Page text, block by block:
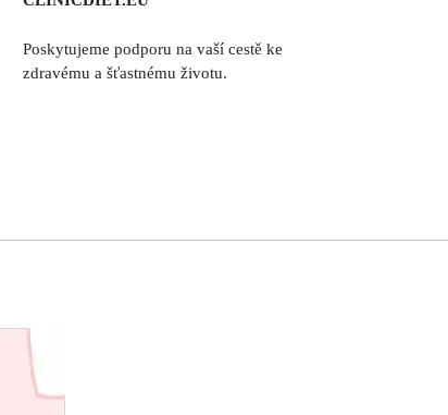
Poskytujeme podporu na vaší cestě ke
zdravému a šťastnému životu.